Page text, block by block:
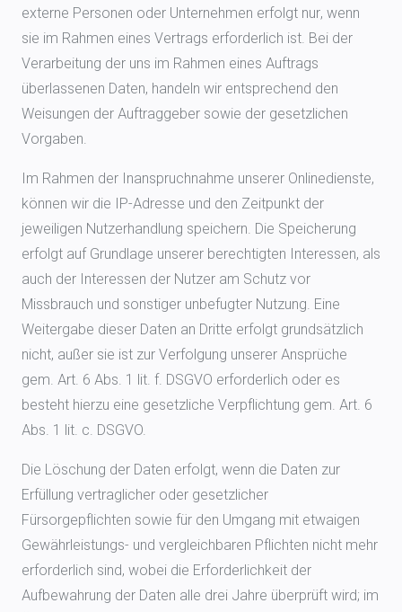
externe Personen oder Unternehmen erfolgt nur, wenn
sie im Rahmen eines Vertrags erforderlich ist. Bei der
Verarbeitung der uns im Rahmen eines Auftrags
überlassenen Daten, handeln wir entsprechend den
Weisungen der Auftraggeber sowie der gesetzlichen
Vorgaben.
Im Rahmen der Inanspruchnahme unserer Onlinedienste,
können wir die IP-Adresse und den Zeitpunkt der
jeweiligen Nutzerhandlung speichern. Die Speicherung
erfolgt auf Grundlage unserer berechtigten Interessen, als
auch der Interessen der Nutzer am Schutz vor
Missbrauch und sonstiger unbefugter Nutzung. Eine
Weitergabe dieser Daten an Dritte erfolgt grundsätzlich
nicht, außer sie ist zur Verfolgung unserer Ansprüche
gem. Art. 6 Abs. 1 lit. f. DSGVO erforderlich oder es
besteht hierzu eine gesetzliche Verpflichtung gem. Art. 6
Abs. 1 lit. c. DSGVO.
Die Löschung der Daten erfolgt, wenn die Daten zur
Erfüllung vertraglicher oder gesetzlicher
Fürsorgepflichten sowie für den Umgang mit etwaigen
Gewährleistungs- und vergleichbaren Pflichten nicht mehr
erforderlich sind, wobei die Erforderlichkeit der
Aufbewahrung der Daten alle drei Jahre überprüft wird; im